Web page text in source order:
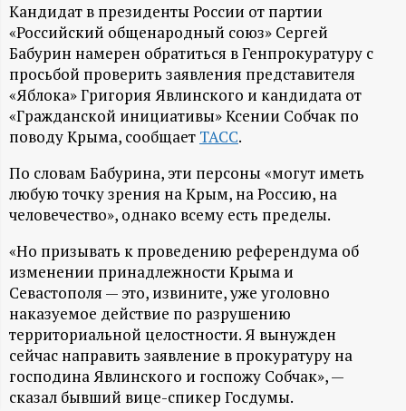
Н
-
и
н
ф
о
р
м
а
Кандидат в президенты России от партии
«Российский общенародный союз» Сергей
Бабурин намерен обратиться в Генпрокуратуру с
просьбой проверить заявления представителя
«Яблока» Григория Явлинского и кандидата от
«Гражданской инициативы» Ксении Собчак по
поводу Крыма, сообщает ТАСС.
По словам Бабурина, эти персоны «могут иметь
любую точку зрения на Крым, на Россию, на
человечество», однако всему есть пределы.
«Но призывать к проведению референдума об
изменении принадлежности Крыма и
Севастополя — это, извините, уже уголовно
наказуемое действие по разрушению
территориальной целостности. Я вынужден
сейчас направить заявление в прокуратуру на
господина Явлинского и госпожу Собчак», —
сказал бывший вице-спикер Госдумы.